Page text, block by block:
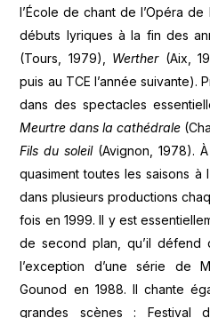
l’École de chant de l’Opéra
débuts lyriques à la fin des
(Tours, 1979), Werther(Aix,
puis au TCE l’année suivante).
dans des spectacles
Meurtre dans la cathédrale
Fils du soleil(Avignon, 1978).
quasiment toutes les saisons à
dans plusieurs productions
fois en 1999. Il y est
de second plan, qu’il défend
l’exception d’une série de
Gounod en 1988. Il chante
grandes scènes : Festival